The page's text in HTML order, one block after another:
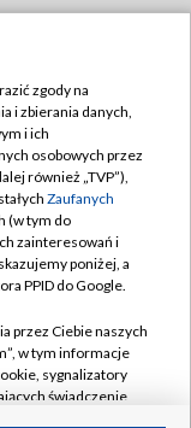
zgody na
i zbierania danych,
i ich
osobowych przez
również „TVP”),
Zaufanych
(w tym do
zainteresowań i
poniżej, a
PPID do Google.
przez Ciebie naszych
w tym informacje
sygnalizatory
świadczenie